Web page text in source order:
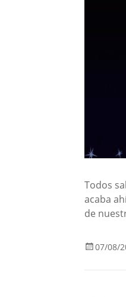
Todos
acaba
de
07/08/